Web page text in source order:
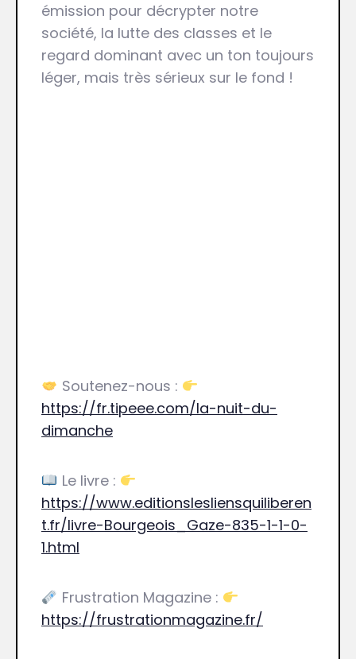
émission pour décrypter notre
société, la lutte des classes et le
regard dominant avec un ton toujours
léger, mais très sérieux sur le fond !
Soutenez-nous :
https://fr.tipeee.com/la-nuit-du-
dimanche
Le livre :
https://www.editionslesliensquiliberen
t.fr/livre-Bourgeois_Gaze-835-1-1-0-
1.html
Frustration Magazine :
https://frustrationmagazine.fr/